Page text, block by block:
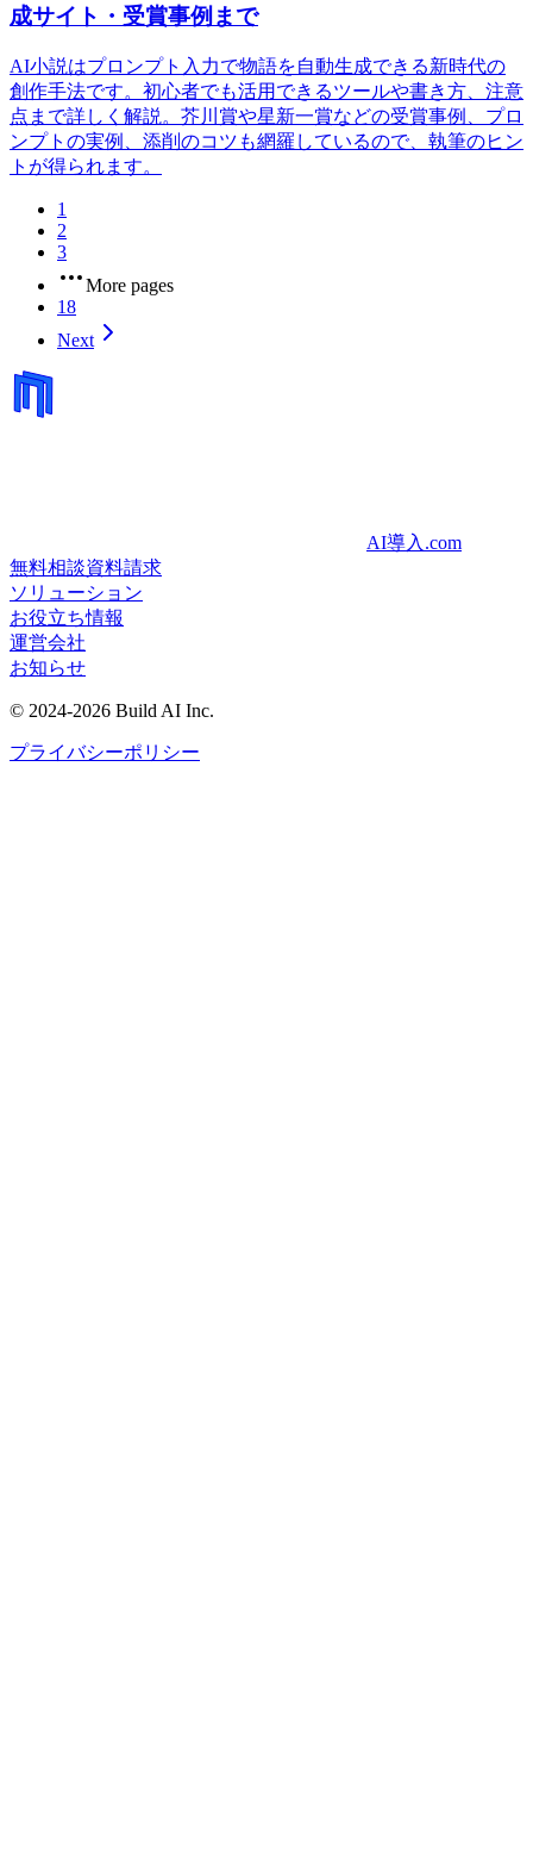
成サイト・受賞事例まで
AI小説はプロンプト入力で物語を自動生成できる新時代の
創作手法です。初心者でも活用できるツールや書き方、注意
点まで詳しく解説。芥川賞や星新一賞などの受賞事例、プロ
ンプトの実例、添削のコツも網羅しているので、執筆のヒン
トが得られます。
1
2
3
More pages
18
Next
AI導入.com
無料相談資料請求
ソリューション
お役立ち情報
運営会社
お知らせ
© 2024-2026 Build AI Inc.
プライバシーポリシー